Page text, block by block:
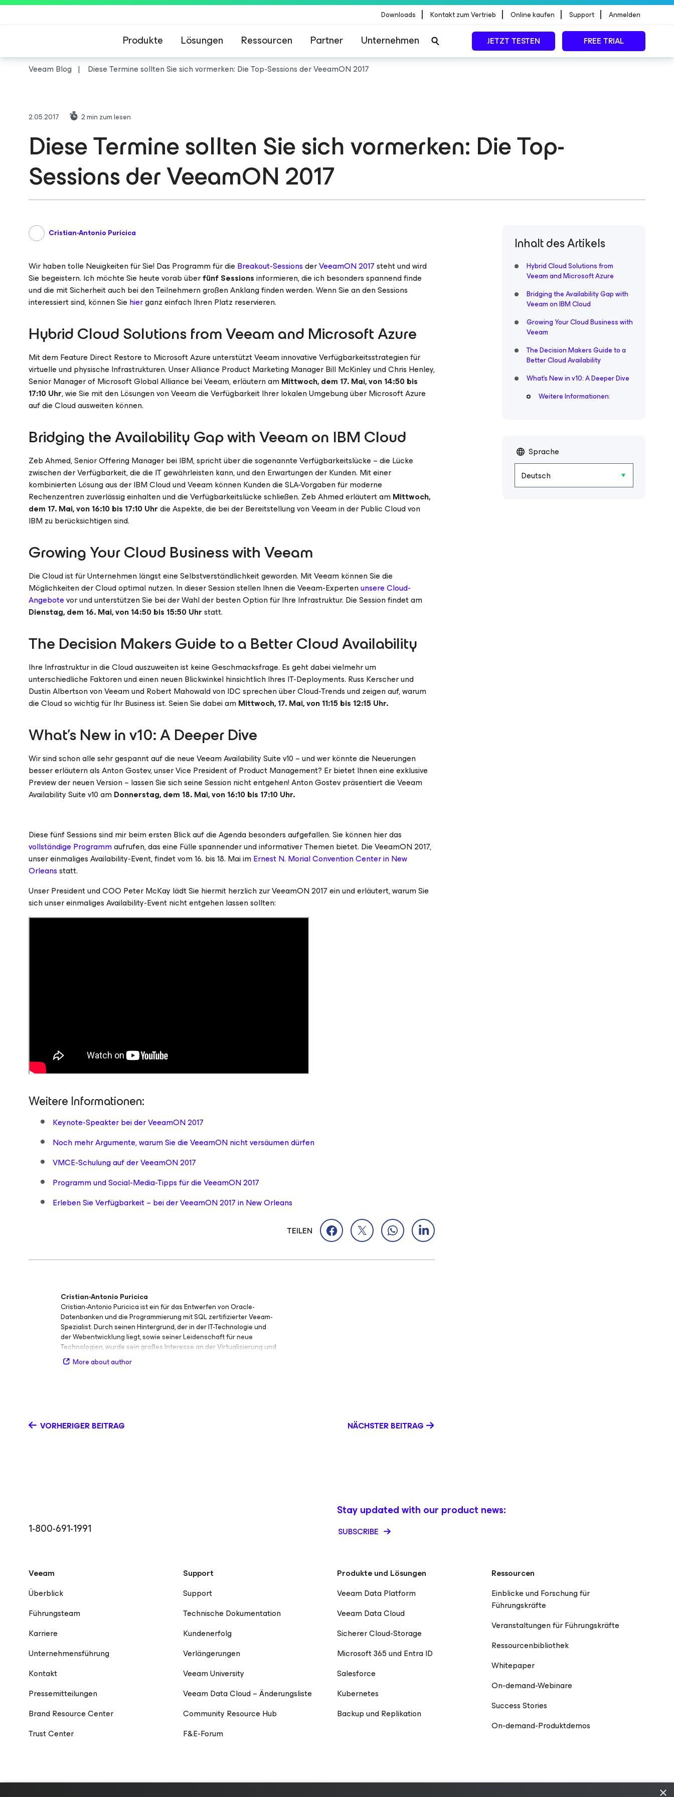
Downloads | Kontakt zum Vertrieb | Online kaufen | Support | Anmelden
Produkte Lösungen Ressourcen Partner Unternehmen JETZT TESTEN FREE TRIAL
Veeam Blog Diese Termine sollten Sie sich vormerken: Die Top-Sessions der VeeamON 2017
2.05.2017 2min zum lesen
Diese Termine sollten Sie sich vormerken: Die Top-
Sessions der VeeamON 2017
Cristian-Antonio Puricica
Wir haben tolle Neuigkeiten für Sie! Das Programm für die Breakout-SessionsderVeeamON 2017steht und wird
Sie begeistern. Ich möchte Sie heute vorab überfünf Sessionsinformieren, die ich besonders spannend finde
und die mit Sicherheit auch bei den Teilnehmern großen Anklang finden werden. Wenn Sie an den Sessions
interessiert sind, können Sie hierganz einfach Ihren Platz reservieren.
Hybrid Cloud Solutions from Veeam and Microsoft Azure
Mit dem Feature Direct Restoreto Microsoft Azureunterstützt Veeam innovative Verfügbarkeitsstrategien für
virtuelle und physische Infrastrukturen. Unser Alliance Product Marketing Manager Bill McKinley und Chris Henley,
Senior Manager of Microsoft Global Alliance bei Veeam, erläutern amMittwoch, dem 17. Mai, von 14:50 bis
17:10 Uhr, wie Sie mit den Lösungen von Veeam die Verfügbarkeit Ihrer lokalen Umgebung über Microsoft Azure
auf die Cloud ausweiten können.
Bridging the Availability Gap with Veeam on IBM Cloud
Zeb Ahmed, Senior Offering Manager bei IBM, spricht über die sogenannte Verfügbarkeitslücke – die Lücke
zwischen der Verfügbarkeit, die die IT gewährleisten kann, und den Erwartungen der Kunden. Mit einer
kombinierten Lösung aus der IBM Cloud und Veeam können Kunden die SLA-Vorgaben für moderne
Rechenzentren zuverlässig einhalten und die Verfügbarkeitslücke schließen. Zeb Ahmed erläutert amMittwoch,
dem 17. Mai, von 16:10 bis 17:10 Uhrdie Aspekte, die bei der Bereitstellung von Veeam in der Public Cloud von
IBM zu berücksichtigen sind.
Growing Your Cloud Business with Veeam
Die Cloud ist für Unternehmen längst eine Selbstverständlichkeit geworden. Mit Veeam können Sie die
Möglichkeiten der Cloud optimal nutzen. In dieser Session stellen Ihnen die Veeam-Expertenunsere Cloud-
Angebotevor und unterstützen Sie bei der Wahl der besten Option für Ihre Infrastruktur. Die Session findet am
Dienstag, dem 16. Mai, von 14:50 bis 15:50 Uhrstatt.
The Decision Makers Guide to a Better Cloud Availability
Ihre Infrastruktur in die Cloud auszuweiten ist keine Geschmacksfrage. Es geht dabei vielmehr um
unterschiedliche Faktoren und einen neuen Blickwinkel hinsichtlich Ihres IT-Deployments. Russ Kerscher und
Dustin Albertson von Veeam und Robert Mahowald von IDC sprechen über Cloud-Trends und zeigen auf, warum
die Cloud so wichtig für Ihr Business ist. Seien Sie dabei amMittwoch, 17. Mai, von 11:15 bis 12:15 Uhr.
What’s New in v10: A Deeper Dive
Wir sind schon alle sehr gespannt auf die neue Veeam Availability Suite v10 – und wer könnte die Neuerungen
besser erläutern als Anton Gostev, unser Vice President of Product Management? Er bietet Ihnen eine exklusive
Preview der neuen Version – lassen Sie sich seine Session nicht entgehen! Anton Gostev präsentiert die Veeam
Availability Suite v10 amDonnerstag, dem 18. Mai, von 16:10 bis 17:10 Uhr.
Diese fünf Sessions sind mir beim ersten Blick auf die Agenda besonders aufgefallen. Sie können hier das
vollständige Programmaufrufen, das eine Fülle spannender und informativer Themen bietet. Die VeeamON 2017,
unser einmaliges Availability-Event, findet vom 16. bis 18. Mai imErnest N. Morial Convention Center in New
Orleansstatt.
Unser President und COO Peter McKay lädt Sie hiermit herzlich zur VeeamON 2017 ein und erläutert, warum Sie
sich unser einmaliges Availability-Event nicht entgehen lassen sollten:
Weitere Informationen:
Keynote-Speakter bei der VeeamON 2017
Noch mehr Argumente, warum Sie die VeeamON nicht versäumen dürfen
VMCE-Schulung auf der VeeamON 2017
Programm und Social-Media-Tipps für die VeeamON 2017
Erleben Sie Verfügbarkeit – bei der VeeamON 2017 in New Orleans
TEILEN
Cristian-Antonio Puricica
Cristian-Antonio Puricica ist ein für das Entwerfen von Oracle-
Datenbanken und die Programmierung mit SQL zertifizierter Veeam-
Spezialist. Durch seinen Hintergrund, der in der IT-Technologie und
der Webentwicklung liegt, sowie seiner Leidenschaft für neue
Technologien, wurde sein großes Interesse an der Virtualisierung und
Cloud-Computing geweckt. Er teilt seinen Erfahrungsschatz und
seine neuesten Entdeckungen gern mit der IT-Community. Folgen Sie
More about author
VORHERIGER BEITRAG NÄCHSTER BEITRAG
Inhalt des Artikels
Hybrid Cloud Solutions from
Veeam and Microsoft Azure
Bridging the Availability Gap with
Veeam on IBM Cloud
Growing Your Cloud Business with
Veeam
The Decision Makers Guide to a
Better Cloud Availability
What’s New in v10: A Deeper Dive
Weitere Informationen:
Sprache
Deutsch
1-800-691-1991
Stay updated with our product news:
SUBSCRIBE
Veeam
Überblick
Führungsteam
Karriere
Unternehmensführung
Kontakt
Pressemitteilungen
Brand Resource Center
Trust Center
Support
Support
Technische Dokumentation
Kundenerfolg
Verlängerungen
Veeam University
Veeam Data Cloud – Änderungsliste
Community Resource Hub
F&E-Forum
Produkte und Lösungen
Veeam Data Platform
Veeam Data Cloud
Sicherer Cloud-Storage
Microsoft 365 und Entra ID
Salesforce
Kubernetes
Backup und Replikation
Ressourcen
Einblicke und Forschung für
Führungskräfte
Veranstaltungen für Führungskräfte
Ressourcenbibliothek
Whitepaper
On-demand-Webinare
Success Stories
On-demand-Produktdemos
×